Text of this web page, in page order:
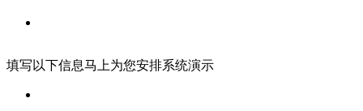
填写以下信息马上为您安排系统演示